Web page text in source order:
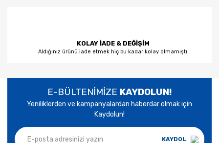
KOLAY İADE & DEĞİŞİM
Aldığınız ürünü iade etmek hiç bu kadar kolay olmamıştı.
E-BÜLTENİMİZE KAYDOLUN!
Yeniliklerden ve kampanyalardan haberdar olmak için
Kaydolun!
KAYDOL